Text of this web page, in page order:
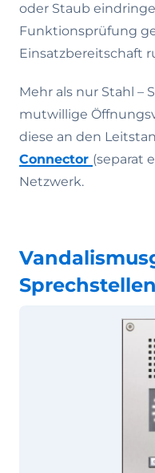
oder Staub
Funktionsprüfung
Einsatzbereitschaft
Mehr als nur Stahl –
mutwillige
diese an den
Connector (separat
Netzwerk.